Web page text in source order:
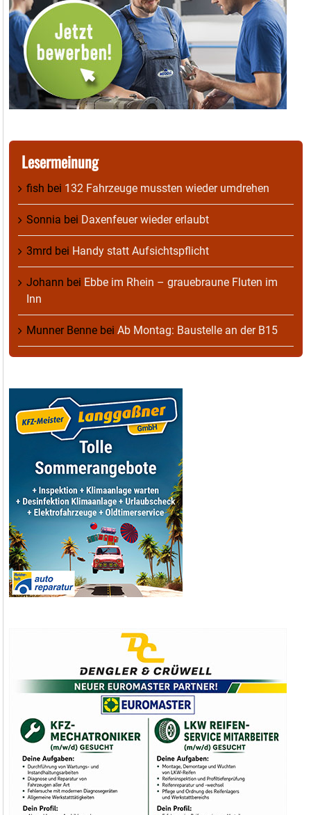
Lesermeinung
fish bei 132 Fahrzeuge mussten wieder umdrehen
Sonnia bei Daxenfeuer wieder erlaubt
3mrd bei Handy statt Aufsichtspflicht
Johann bei Ebbe im Rhein – grauebraune Fluten im
Inn
Munner Benne bei Ab Montag: Baustelle an der B15